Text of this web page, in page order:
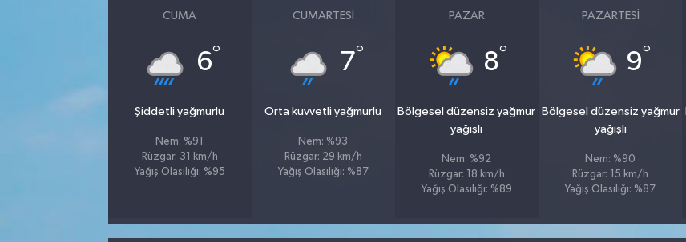
CUMA
6°
Şiddetli yağmurlu
Nem: %91
Rüzgar: 31 km/h
Yağış Olasılığı: %95
CUMARTESI
7°
Orta kuvvetli yağmurlu
Nem: %93
Rüzgar: 29 km/h
Yağış Olasılığı: %87
PAZAR
8°
Bölgesel düzensiz yağmur
yağışlı
Nem: %92
Rüzgar: 18 km/h
Yağış Olasılığı: %89
PAZARTESI
9°
Bölgesel düzensiz yağmur
yağışlı
Nem: %90
Rüzgar: 15 km/h
Yağış Olasılığı: %87